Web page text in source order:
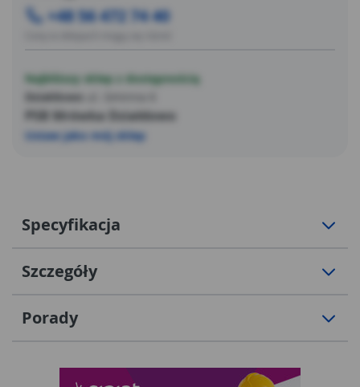
+48 56 472 74 40
Najbliższy sklep z dostępnością
Działdowo
PSB Mrówka Działdowo
Ustaw jako mój sklep
Specyfikacja
Szczegóły
Porady